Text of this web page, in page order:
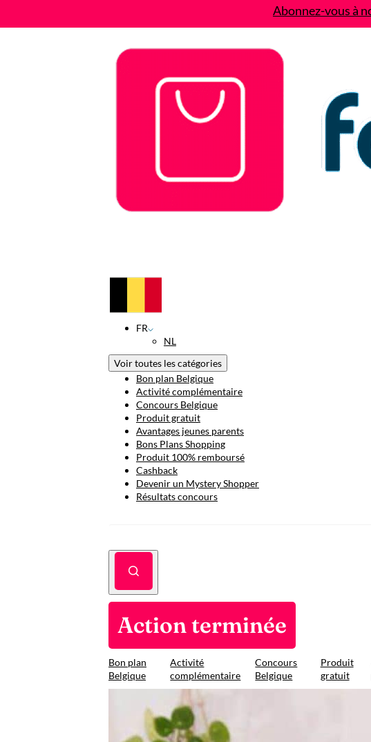
Abonnez-vous à
FR
NL
Voir toutes les catégories
Bon plan Belgique
Activité complémentaire
Concours Belgique
Produit gratuit
Avantages jeunes parents
Bons Plans Shopping
Produit 100% remboursé
Cashback
Devenir un Mystery Shopper
Résultats concours
Action terminée
Bon plan
Belgique
Activité
complémentaire
Concours
Belgique
Produit
gratuit